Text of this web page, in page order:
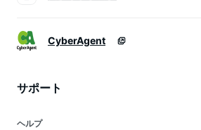
CyberAgent
サポート
ヘルプ